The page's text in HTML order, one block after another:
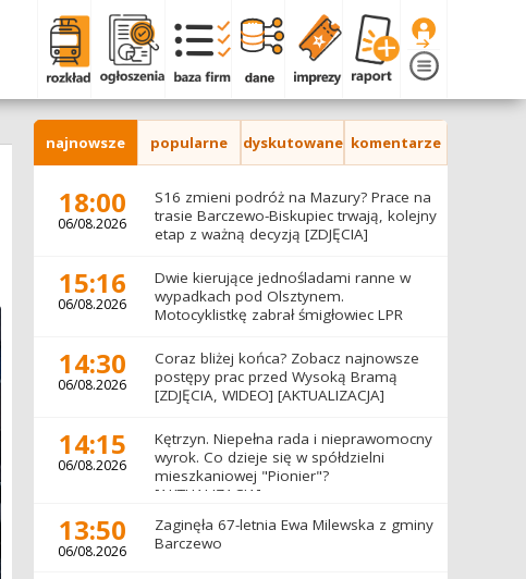
najnowsze popularne dyskutowane komentarze
18:00
06/08.2026
S16 zmieni podróż na Mazury? Prace na
trasie Barczewo-Biskupiec trwają, kolejny
etap z ważną decyzją [ZDJĘCIA]
15:16
06/08.2026
Dwie kierujące jednośladami ranne w
wypadkach pod Olsztynem.
Motocyklistkę zabrał śmigłowiec LPR
14:30
06/08.2026
Coraz bliżej końca? Zobacz najnowsze
postępy prac przed Wysoką Bramą
[ZDJĘCIA, WIDEO] [AKTUALIZACJA]
14:15
06/08.2026
Kętrzyn. Niepełna rada i nieprawomocny
wyrok. Co dzieje się w spółdzielni
mieszkaniowej "Pionier"?
[AKTUALIZACJA]
13:50
06/08.2026
Zaginęła 67-letnia Ewa Milewska z gminy
Barczewo